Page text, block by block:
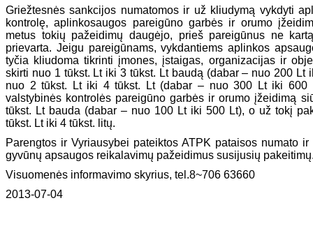
Griežtesnės sankcijos numatomos ir už kliudymą vykdyti
kontrolę, aplinkosaugos pareigūno garbės ir orumo
metus tokių pažeidimų daugėjo, prieš pareigūnus ne
prievarta. Jeigu pareigūnams, vykdantiems aplinkos
tyčia kliudoma tikrinti įmones, įstaigas, organizacijas ir
skirti nuo 1 tūkst. Lt iki 3 tūkst. Lt baudą (dabar – nuo 200 Lt
nuo 2 tūkst. Lt iki 4 tūkst. Lt (dabar – nuo 300 Lt iki 600
valstybinės kontrolės pareigūno garbės ir orumo įžeidimą
tūkst. Lt bauda (dabar – nuo 100 Lt iki 500 Lt), o už tokį
tūkst. Lt iki 4 tūkst. litų.
Parengtos ir Vyriausybei pateiktos ATPK pataisos numato
gyvūnų apsaugos reikalavimų pažeidimus susijusių
Visuomenės informavimo skyrius, tel.8~706 63660
2013-07-04